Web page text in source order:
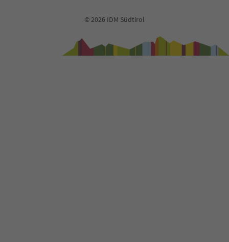
© 2026 IDM Südtirol